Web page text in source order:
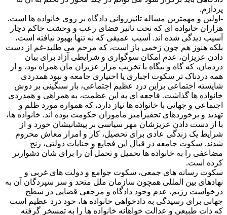
پردازم.
-اولین و مهمترین مساله تاثیرروانی دادگاه بر روی خانواده ها است.
هزاران خانواده ای که تحت تاثیر فضای رعب و وحشت حاکم دچار
آسیب دیدگی شده اند. آسیب عمیقی که نه تنها بهبود نیافته است،
بلکه هنوز هم چون زخمی باز است، که مرحم می طلبد-غم از دست
دادن عزیزان، عدم امکان سوگواری و شرایطی آزاد برای بیان
دردمان، که گاه و بیگاه با تخریب مزار عزیزان مان همراه بود، و از
همه دردناک تر سکوت اجباری یا اختیاری جامعه و نبود همدردی
شایسته اجتماعی براین درد عظیم اجتماعی، بار سنگینی بر دوش
خانواده ها گذاشت. فاجعه ای به این عظمت، به همراهی و همدردی
اجتماعی و جهانی با خانواده ها نیاز دارد، که همواره مورد ظلم و
تهدید و برخوردهای تحقیرآمیز ماموران حکومت بوده اند. خانواده ها،
با از دست دادن عزیزشان مهر سیاسی بر پیشانیشان خورد و از
شرایط یک زندگی عادی برای تحصیل، کار و امرار معاش محروم
شدند. سکوت جامعه در قبال این فجایع و جنایات دولتی، رنج
مضاعفی را به خانواده ها تحمیل و تحمل آن را برای شان دشوارتر
کرده است.
سکوت رسانه های جمعی، سکوت جوامع و دولت های غربی و
نهادهای بین المللی همچون سازمان ملل متحد و سر سپردگان آن به
درخواست رژیم، عدم وجود دادگاه و مرجعی قضایی در سطح
جهانی برای رسیدگی به دادخواهی خانواده ها، خود درد عظیم است
که ذات طبیعی و عدالت خواهانه خانواده ها را به تمسخر گرفته